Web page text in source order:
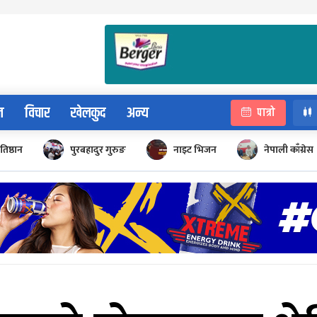
विचार खेलकुद अन्य पात्रो
पुरबहादुर गुरुङ नाइट भिजन नेपाली काँग्रेस